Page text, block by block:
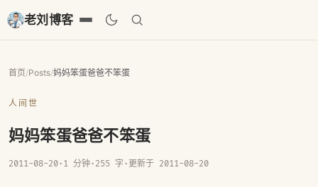
老刘博客
首页/Posts/妈妈笨蛋爸爸不笨蛋
人间世
妈妈笨蛋爸爸不笨蛋
2011-08-20· 1 分钟· 255 字 · 更新于 2011-08-20